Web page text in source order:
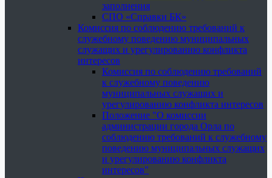
заполнения
СПО «Справки БК»
Комиссия по соблюдению требований к
служебному поведению муниципальных
служащих и урегулированию конфликта
интересов
Комиссия по соблюдению требований
к служебному поведению
муниципальных служащих и
урегулированию конфликта интересов
Положение "О комиссии
администрации города Орла по
соблюдению требований к служебному
поведению муниципальных служащих
и урегулированию конфликта
интересов"